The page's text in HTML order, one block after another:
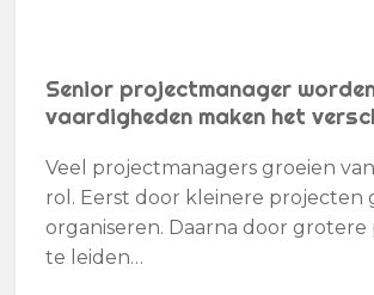
Senior projectmanager
vaardigheden maken het
Veel projectmanagers groeien
rol. Eerst door kleinere projecten
organiseren. Daarna door
te leiden…